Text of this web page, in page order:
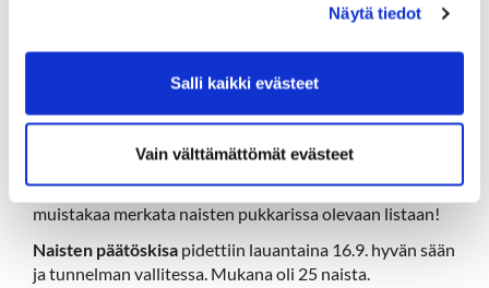
Näytä tiedot
Salli kaikki evästeet
Vain välttämättömät evästeet
Onnea!
Naistoimikunnan uutisia
Birdie-kisaaon vielä jäljellä syyskuun loppuun,
muistakaa merkata naisten pukkarissa olevaan listaan!
Naisten päätöskisa pidettiin lauantaina 16.9. hyvän sään
ja tunnelman vallitessa. Mukana oli 25 naista.